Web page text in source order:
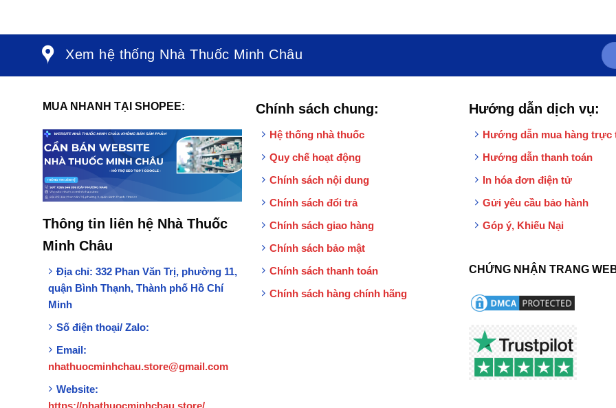
Xem hệ thống Nhà Thuốc Minh Châu
MUA NHANH TẠI SHOPEE:
Thông tin liên hệ Nhà Thuốc
Minh Châu
Địa chỉ: 332 Phan Văn Trị, phường 11,
quận Bình Thạnh, Thành phố Hồ Chí
Minh
Số điện thoại/ Zalo:
Email:
nhathuocminhchau.store@gmail.com
Website:
Chính sách chung:
Hệ thống nhà thuốc
Quy chế hoạt động
Chính sách nội dung
Chính sách đổi trả
Chính sách giao hàng
Chính sách bảo mật
Chính sách thanh toán
Chính sách hàng chính hãng
Hướng dẫn dịch vụ:
Hướng dẫn mua hàng trực
Hướng dẫn thanh toán
In hóa đơn điện tử
Gửi yêu cầu bảo hành
Góp ý, Khiếu Nại
CHỨNG NHẬN TRANG